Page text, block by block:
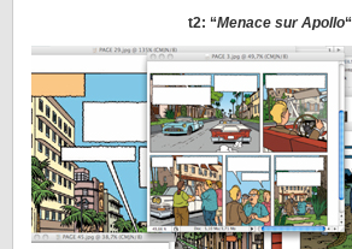
t2: “Menace sur Apollo“